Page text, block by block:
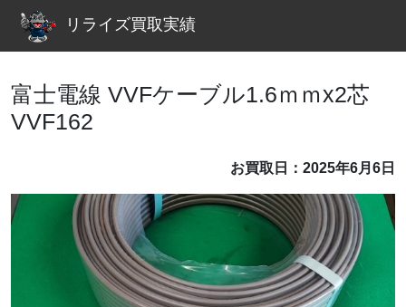
リライズ買取実績
富士電線 VVFケーブル1.6ｍｍx2芯
VVF162
お買取日：2025年6月6日